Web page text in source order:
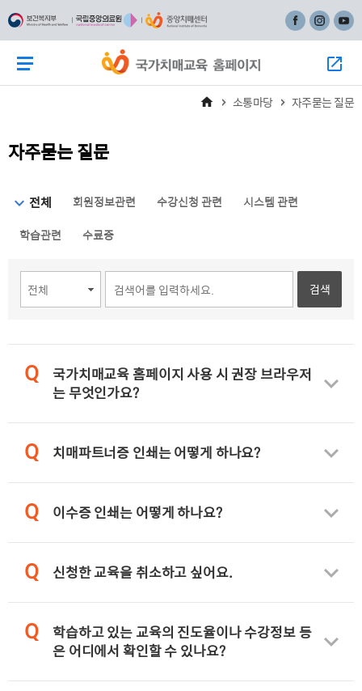
주
메
로
본
문
가
메뉴 버튼
페이스북인스타그
유튜
소통마당 자주묻는 질문
자주묻는 질문
전체 선택됨회원정보관련 수강신청 관련
시스템 관련
학습관련
수료증
검색
Q
국가치매교육 홈페이지 사용 시 권장 브라우저
는 무엇인가요?
Q 치매파트너증 인쇄는 어떻게 하나요?
Q 이수증 인쇄는 어떻게 하나요?
Q 신청한 교육을 취소하고 싶어요.
Q
학습하고 있는 교육의 진도율이나 수강정보 등
은 어디에서 확인할 수 있나요?